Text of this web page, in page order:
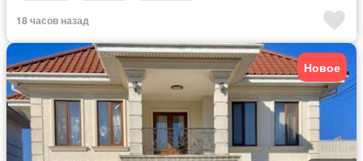
18 часов назад
Новое